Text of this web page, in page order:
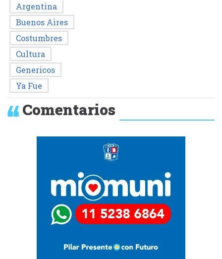
Argentina
Buenos Aires
Costumbres
Cultura
Genericos
Ya Fue
Comentarios